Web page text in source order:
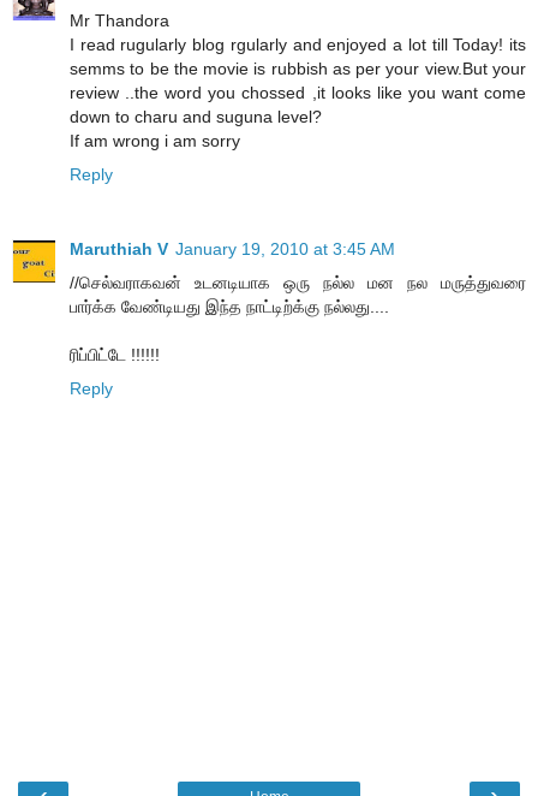
Mr Thandora
I read rugularly blog rgularly and enjoyed a lot till Today! its
semms to be the movie is rubbish as per your view.But your
review ..the word you chossed ,it looks like you want come
down to charu and suguna level?
If am wrong i am sorry
Reply
Maruthiah V January 19, 2010 at 3:45 AM
//செல்வராகவன் உடனடியாக ஒரு நல்ல மன நல மருத்துவரை
பார்க்க வேண்டியது இந்த நாட்டிற்க்கு நல்லது....
ரிப்பிட்டே !!!!!!
Reply